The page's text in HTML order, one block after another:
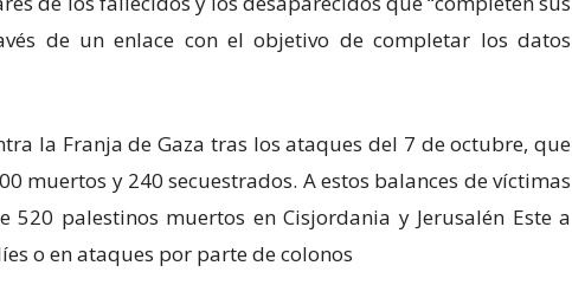
de un enlace con el objetivo de completar los datos
la Franja de Gaza tras los ataques del 7 de octubre, que
muertos y 240 secuestrados. A estos balances de víctimas
520 palestinos muertos en Cisjordania y Jerusalén Este a
o en ataques por parte de colonos